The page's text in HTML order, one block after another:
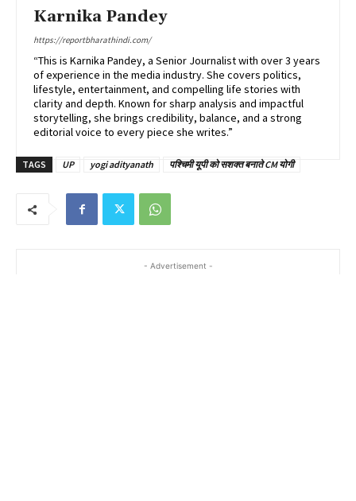
Karnika Pandey
https://reportbharathindi.com/
“This is Karnika Pandey, a Senior Journalist with over 3 years
of experience in the media industry. She covers politics,
lifestyle, entertainment, and compelling life stories with
clarity and depth. Known for sharp analysis and impactful
storytelling, she brings credibility, balance, and a strong
editorial voice to every piece she writes.”
TAGS UP yogi adityanath पश्चिमी यूपी को सशक्त बनाते CM योगी
- Advertisement -